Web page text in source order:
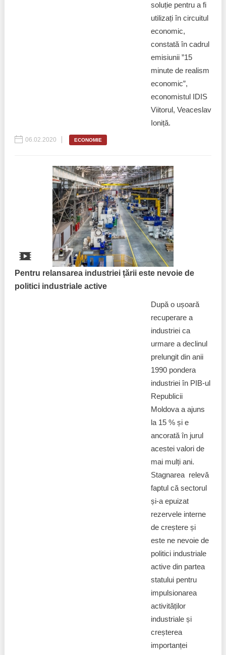
soluție pentru a fi
utilizați în circuitul
economic,
constată în cadrul
emisiunii ”15
minute de realism
economic”,
economistul IDIS
Viitorul, Veaceslav
Ioniță.
06.02.2020 ECONOMIE
Pentru relansarea industriei țării este nevoie de
politici industriale active
După o ușoară
recuperare a
industriei ca
urmare a declinul
prelungit din anii
1990 pondera
industriei în PIB-ul
Republicii
Moldova a ajuns
la 15 % și e
ancorată în jurul
acestei valori de
mai mulți ani.
Stagnarea relevă
faptul că sectorul
și-a epuizat
rezervele interne
de creștere și
este ne nevoie de
politici industriale
active din partea
statului pentru
impulsionarea
activităților
industriale și
creșterea
importanței